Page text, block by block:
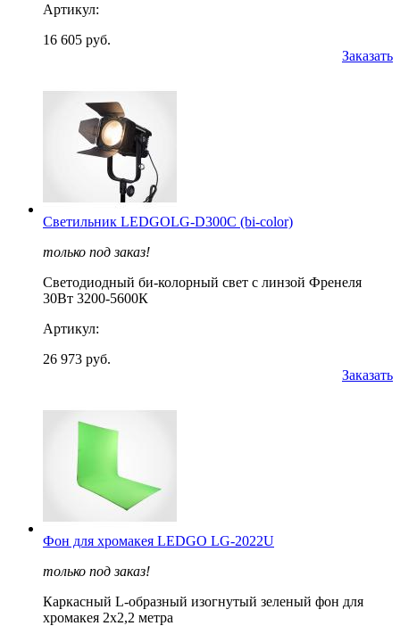
Артикул:
16 605 руб.
Заказать
Светильник LEDGOLG-D300C (bi-color)
только под заказ!
Светодиодный би-колорный свет с линзой Френеля
30Вт 3200-5600К
Артикул:
26 973 руб.
Заказать
Фон для хромакея LEDGO LG-2022U
только под заказ!
Каркасный L-образный изогнутый зеленый фон для
хромакея 2х2,2 метра